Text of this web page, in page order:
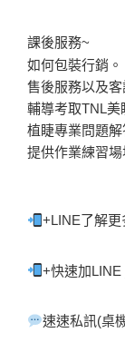
課後服務~
如何包裝行銷。
售後服務以及客
輔導考取TNL美
植睫專業問題解
提供作業練習
+LINE了解更
+快速加LINE
速速私訊(桌